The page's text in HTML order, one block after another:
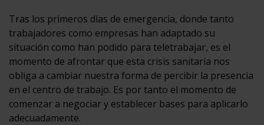
Tras los primeros días de emergencia, donde tanto
trabajadores como empresas han adaptado su
situación como han podido para teletrabajar, es el
momento de afrontar que esta crisis sanitaria nos
obliga a cambiar nuestra forma de percibir la presencia
en el centro de trabajo. Es por tanto el momento de
comenzar a negociar y establecer bases para aplicarlo
adecuadamente.